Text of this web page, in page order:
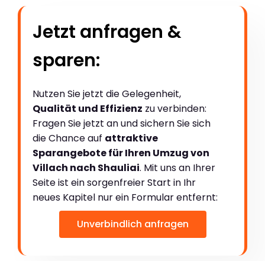
Jetzt anfragen &
sparen:
Nutzen Sie jetzt die Gelegenheit,
Qualität und Effizienz zu verbinden:
Fragen Sie jetzt an und sichern Sie sich
die Chance auf attraktive
Sparangebote für Ihren Umzug von
Villach nach Shauliai. Mit uns an Ihrer
Seite ist ein sorgenfreier Start in Ihr
neues Kapitel nur ein Formular entfernt:
Unverbindlich anfragen